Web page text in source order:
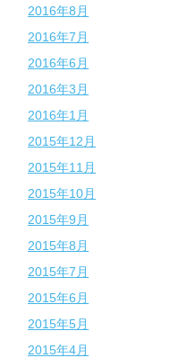
2016年8月
2016年7月
2016年6月
2016年3月
2016年1月
2015年12月
2015年11月
2015年10月
2015年9月
2015年8月
2015年7月
2015年6月
2015年5月
2015年4月